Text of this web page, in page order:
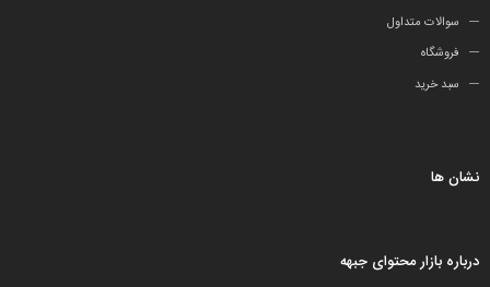
سوالات متداول
فروشگاه
سبد خرید
نشان ها
درباره بازار محتوای جبهه